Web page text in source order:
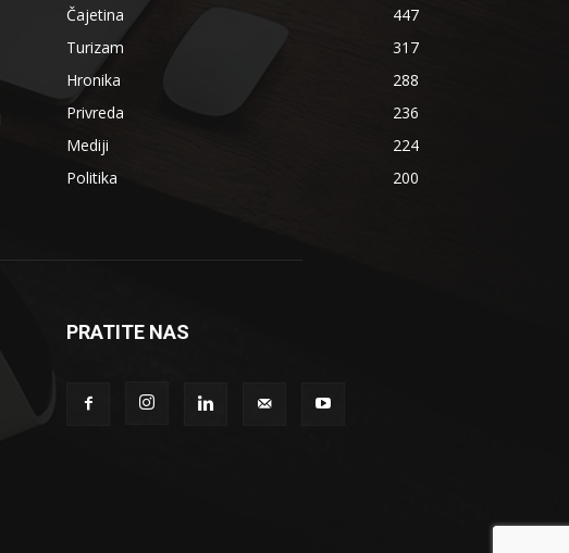
Čajetina
447
Turizam
317
Hronika
288
Privreda
236
Mediji
224
Politika
200
PRATITE NAS